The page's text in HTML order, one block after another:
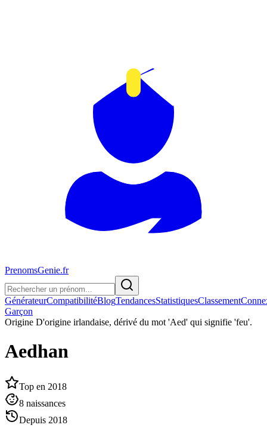
PrenomsGenie.fr
GénérateurCompatibilitéBlogTendancesStatistiquesClassement
Garçon
Origine D'origine irlandaise, dérivé du mot 'Aed' qui signifie 'feu'.
Aedhan
Top en 2018
8 naissances
Depuis 2018